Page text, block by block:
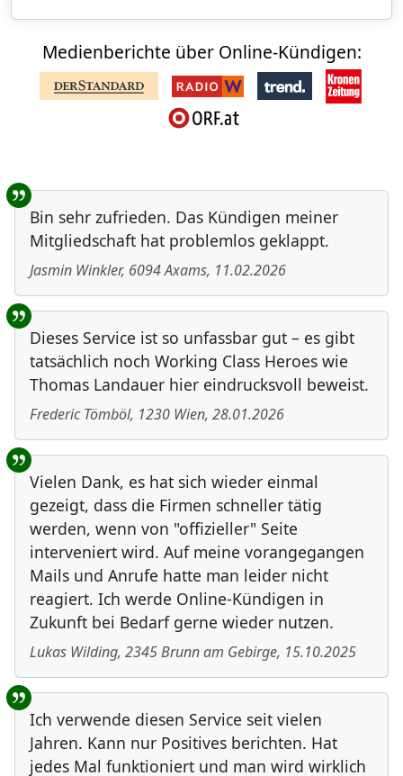
Medienberichte über Online-Kündigen:
Benutzer-Rückmeldungen
Bin sehr zufrieden. Das Kündigen meiner
Mitgliedschaft hat problemlos geklappt.
Jasmin Winkler, 6094Axams, 11.02.2026
Dieses Service ist so unfassbar gut – es gibt
tatsächlich noch Working Class Heroes wie
Thomas Landauer hier eindrucksvoll beweist.
Frederic Tömböl, 1230 Wien, 28.01.2026
Vielen Dank, es hat sich wieder einmal
gezeigt, dass die Firmen schneller tätig
werden, wenn von "offizieller" Seite
interveniert wird. Auf meine vorangegangen
Mails und Anrufe hatte man leider nicht
reagiert. Ich werde Online-Kündigen in
Zukunft bei Bedarf gerne wieder nutzen.
Lukas Wilding, 2345Brunn am Gebirge, 15.10.2025
Ich verwende diesen Service seit vielen
Jahren. Kann nur Positives berichten. Hat
jedes Mal funktioniert und man wird wirklich